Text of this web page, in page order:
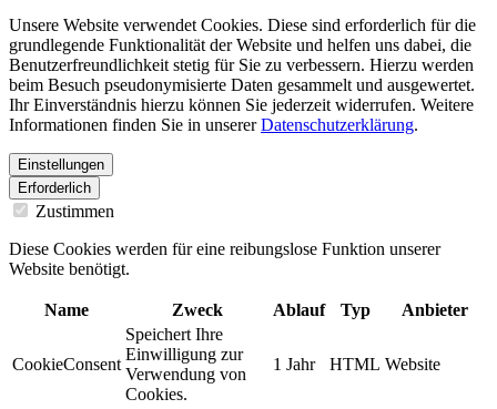
Unsere Website verwendet Cookies. Diese sind erforderlich für die
grundlegende Funktionalität der Website und helfen uns dabei, die
Benutzerfreundlichkeit stetig für Sie zu verbessern. Hierzu werden
beim Besuch pseudonymisierte Daten gesammelt und ausgewertet.
Ihr Einverständnis hierzu können Sie jederzeit widerrufen. Weitere
Informationen finden Sie in unsererDatenschutzerklärung.
Einstellungen
Erforderlich
Zustimmen
Diese Cookies werden für eine reibungslose Funktion unserer
Website benötigt.
Name Zweck Ablauf Typ Anbieter
CookieConsent
Speichert Ihre
Einwilligung zur
Verwendung von
Cookies.
1 Jahr HTML Website